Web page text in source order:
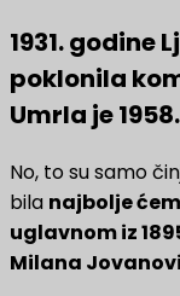
1931. godine
poklonila
Umrla je
No, to su samo
bila najbolje
uglavnom iz
Milana